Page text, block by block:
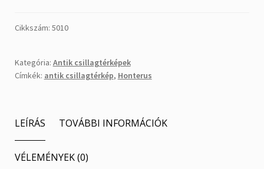
a
működése
mennyiség
Cikkszám: 5010
Kategória: Antik csillagtérképek
Címkék: antik csillagtérkép, Honterus
LEÍRÁS TOVÁBBI INFORMÁCIÓK
VÉLEMÉNYEK (0)